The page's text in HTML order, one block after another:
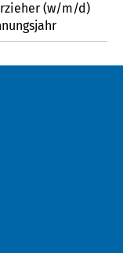
(w/m/d)